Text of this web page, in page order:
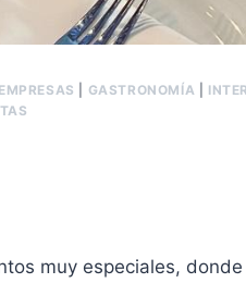
EMPRESAS GASTRONOMÍA
muy especiales,